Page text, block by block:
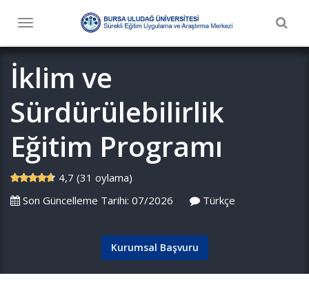
Toggle
İklim ve
Sürdürülebilirlik
Eğitim Programı
4,7 (31 oylama)
Son Güncelleme Tarihi: 07/2026
Türkçe
Kurumsal Başvuru